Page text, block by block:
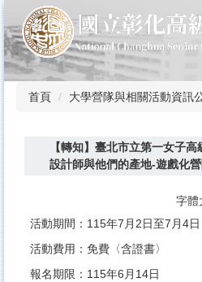
到
主
要
內
首頁 大學營隊與相關活動資訊
【轉知】臺北市立第一女子
設計師與他們的產地-遊戲化營
字體
活動期間：115年7月2日至7月4日
活動費用：免費〈含證書〉
報名期限：115年6月14日